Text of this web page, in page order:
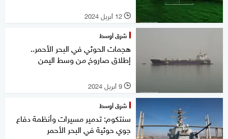
l 12 أبريل 2024
شرق أوسط
هجمات الحوثي في البحر الأحمر..
إطلاق صاروخ من وسط اليمن
l 9 أبريل 2024
شرق أوسط
سنتكوم: تدمير مسيرات وأنظمة دفاع
جوي حوثية في البحر الأحمر